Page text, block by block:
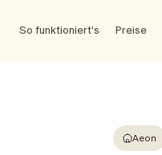
So funktioniert's Preise
Aeon